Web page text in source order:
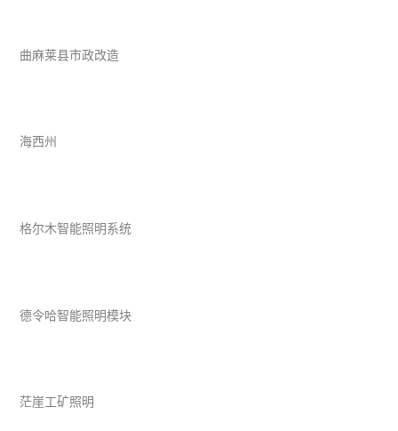
曲麻莱县市政改造
海西州
格尔木智能照明系统
德令哈智能照明模块
茫崖工矿照明